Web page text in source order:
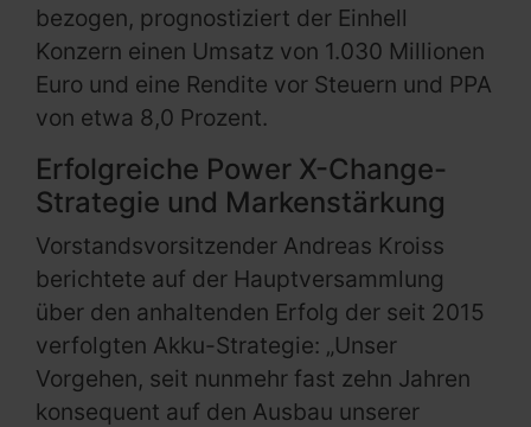
bezogen, prognostiziert der Einhell
Konzern einen Umsatz von 1.030 Millionen
Euro und eine Rendite vor Steuern und PPA
von etwa 8,0 Prozent.
Erfolgreiche Power X-Change-
Strategie und Markenstärkung
Vorstandsvorsitzender Andreas Kroiss
berichtete auf der Hauptversammlung
über den anhaltenden Erfolg der seit 2015
verfolgten Akku-Strategie: „Unser
Vorgehen, seit nunmehr fast zehn Jahren
konsequent auf den Ausbau unserer